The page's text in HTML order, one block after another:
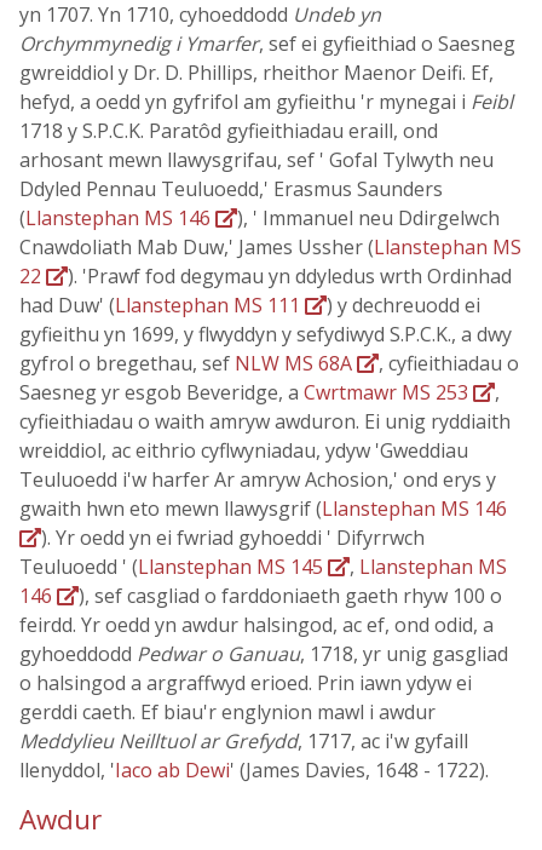
yn 1707. Yn 1710, cyhoeddodd Undeb yn
Orchymmynedig i Ymarfer, sef ei gyfieithiad o Saesneg
gwreiddiol y Dr. D. Phillips, rheithor Maenor Deifi. Ef,
hefyd, a oedd yn gyfrifol am gyfieithu 'r mynegai i Feibl
1718 y S.P.C.K. Paratôd gyfieithiadau eraill, ond
arhosant mewn llawysgrifau, sef ' Gofal Tylwyth neu
Ddyled Pennau Teuluoedd,' Erasmus Saunders
(Llanstephan MS 146
), ' Immanuel neu Ddirgelwch
Cnawdoliath Mab Duw,' James Ussher (Llanstephan MS
22
). 'Prawf fod degymau yn ddyledus wrth Ordinhad
had Duw' (Llanstephan MS 111
) y dechreuodd ei
gyfieithu yn 1699, y flwyddyn y sefydiwyd S.P.C.K., a dwy
gyfrol o bregethau, sef NLW MS 68A
, cyfieithiadau o
Saesneg yr esgob Beveridge, a Cwrtmawr MS 253
,
cyfieithiadau o waith amryw awduron. Ei unig ryddiaith
wreiddiol, ac eithrio cyflwyniadau, ydyw 'Gweddiau
Teuluoedd i'w harfer Ar amryw Achosion,' ond erys y
gwaith hwn eto mewn llawysgrif (Llanstephan MS 146
). Yr oedd yn ei fwriad gyhoeddi ' Difyrrwch
Teuluoedd ' (Llanstephan MS 145 , Llanstephan MS
146
), sef casgliad o farddoniaeth gaeth rhyw 100 o
feirdd. Yr oedd yn awdur halsingod, ac ef, ond odid, a
gyhoeddodd Pedwar o Ganuau, 1718, yr unig gasgliad
o halsingod a argraffwyd erioed. Prin iawn ydyw ei
gerddi caeth. Ef biau'r englynion mawl i awdur
Meddylieu Neilltuol ar Grefydd, 1717, ac i'w gyfaill
llenyddol, 'Iaco ab Dewi' (James Davies, 1648 - 1722).
Awdur